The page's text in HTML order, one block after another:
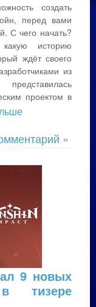
создать
перед вами
С чего начать?
историю
ждёт своего
из
проектом в
»
9 новых
тизере